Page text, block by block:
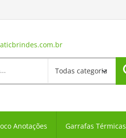
Anotações Garrafas Térmicas